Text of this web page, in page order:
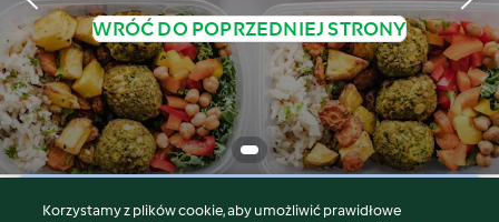
WRÓĆ DO POPRZEDNIEJ STRONY
© Copyright 2026
Korzystamy z plików cookie, aby umożliwić prawidłowe